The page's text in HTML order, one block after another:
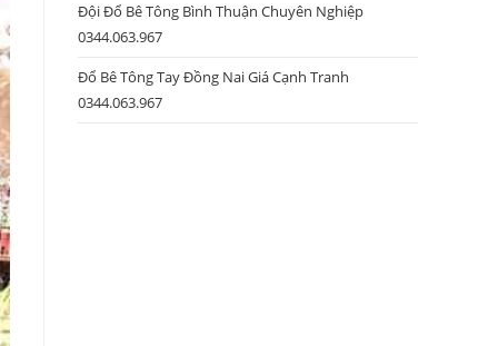
Đội Đổ Bê Tông Bình Thuận Chuyên Nghiệp
0344.063.967
Đổ Bê Tông Tay Đồng Nai Giá Cạnh Tranh
0344.063.967